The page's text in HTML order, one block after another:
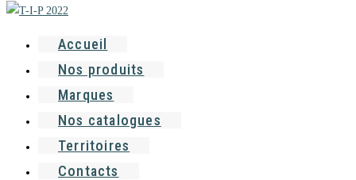
Accueil
Nos produits
Marques
Nos catalogues
Territoires
Contacts